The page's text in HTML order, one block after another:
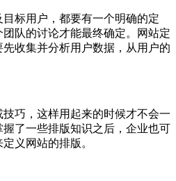
标用户，都要有一个明确的定
队的讨论才能最终确定。网站定
收集并分析用户数据，从用户的
巧，这样用起来的时候才不会一
了一些排版知识之后，企业也可
义网站的排版。